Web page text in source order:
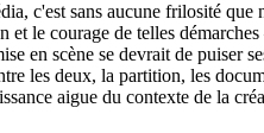
c'est sans aucune frilosité
le courage de telles
en scène se devrait de puiser
les deux, la partition, les
aigue du contexte de la